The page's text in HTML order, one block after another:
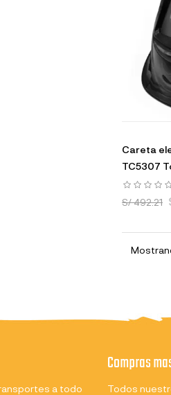
Careta
TC5307
S/ 492.21
a todo
Compras
Todos